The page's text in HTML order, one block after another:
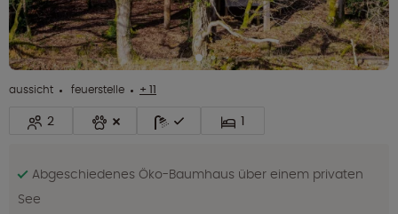
aussicht feuerstelle + 11
2 1
Abgeschiedenes Öko-Baumhaus über einem privaten
See